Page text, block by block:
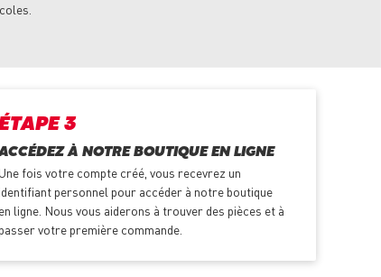
3
À NOTRE BOUTIQUE EN LIGNE
Une fois votre compte créé, vous recevrez un
identifiant personnel pour accéder à notre boutique
en ligne. Nous vous aiderons à trouver des pièces et à
passer votre première commande.